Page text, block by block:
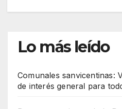
Lo más leído
Comunales sanvicentinas:
de interés general para